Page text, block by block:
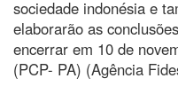
sociedade indonésia e
elaborarão as
encerrar em 10 de
(PCP- PA) (Agência